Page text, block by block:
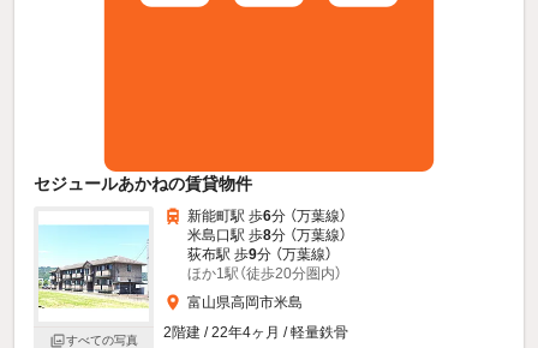
セジュールあかねの賃貸物件
すべての写真
新能町駅 歩6分 （万葉線）
米島口駅 歩8分 （万葉線）
荻布駅 歩9分 （万葉線）
ほか1駅（徒歩20分圏内）
富山県高岡市米島
2階建 / 22年4ヶ月 / 軽量鉄骨